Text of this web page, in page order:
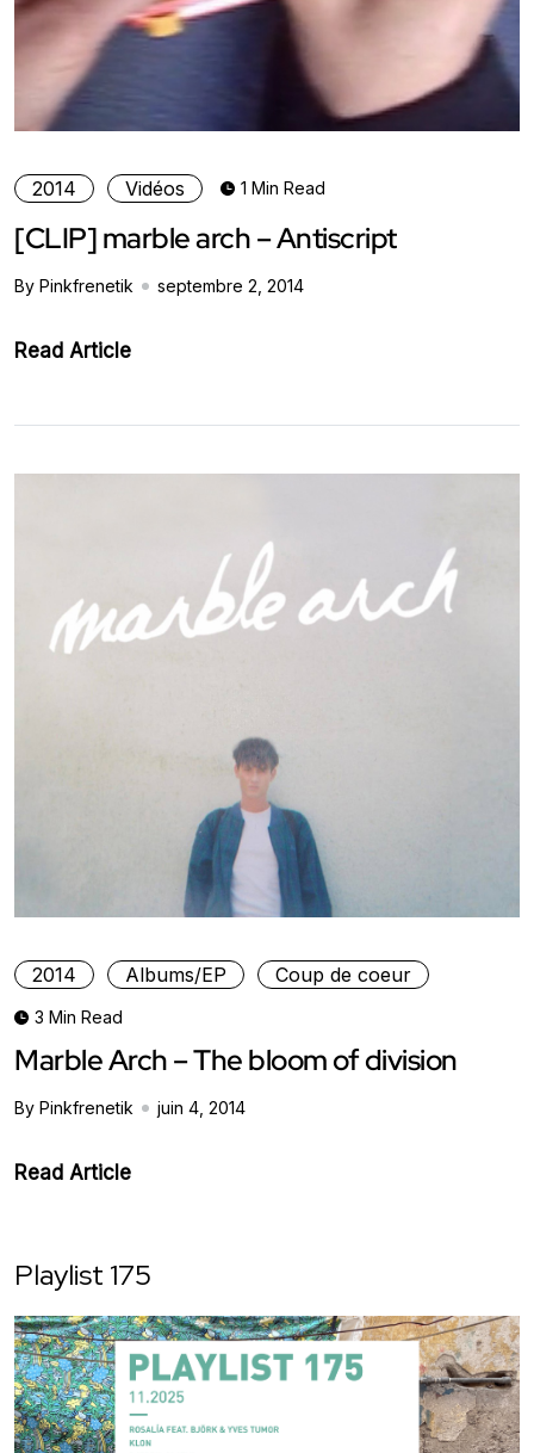
2014 Vidéos 1 Min Read
[CLIP] marble arch – Antiscript
By Pinkfrenetik septembre 2, 2014
Read Article
2014 Albums/EP Coup de coeur
3 Min Read
Marble Arch – The bloom of division
By Pinkfrenetik juin 4, 2014
Read Article
Playlist 175